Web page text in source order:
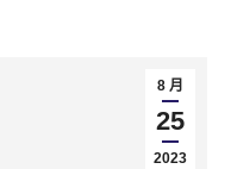
8 月
25
2023